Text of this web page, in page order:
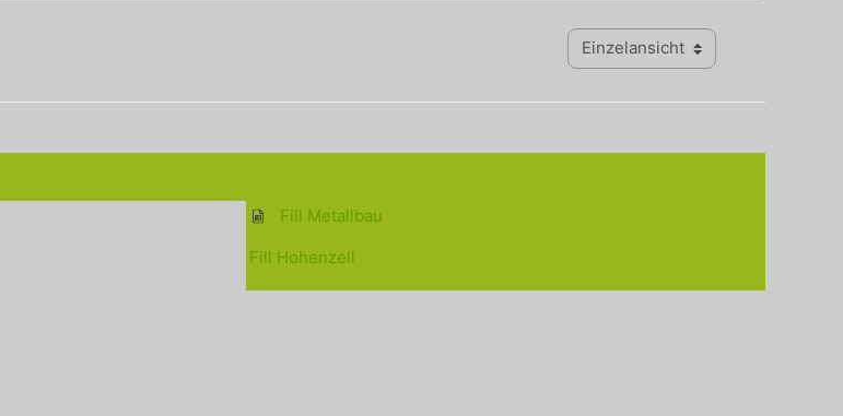
Modus Tertiärnavigation anzeigen
Fill Metallbau
Fill Hohenzell